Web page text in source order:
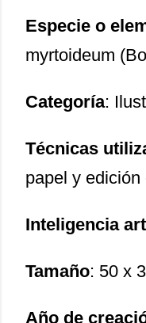
Especie o
myrtoideum
Categoría:
Técnicas
papel y edición
Inteligencia
Tamaño: 50 x
Año de